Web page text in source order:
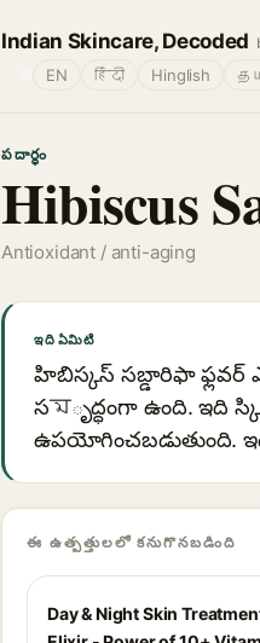
Indian Skincare, Decoded
EN हिंदी Hinglish
పదార్థం
Hibiscus
Antioxidant / anti-aging
ఇది ఏమిటి
హిబిస్కస్ సబ్డారిఫా ఫ్లవర్
సমృద్ధంగా ఉంది. ఇది
ఉపయోగించబడుతుంది.
ఈ ఉత్పత్తులలో కనుగొనబడింది
Day & Night Skin